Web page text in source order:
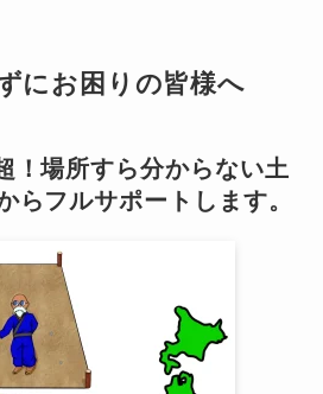
にお困りの皆様へ
！場所すら分からない土
らフルサポートします。